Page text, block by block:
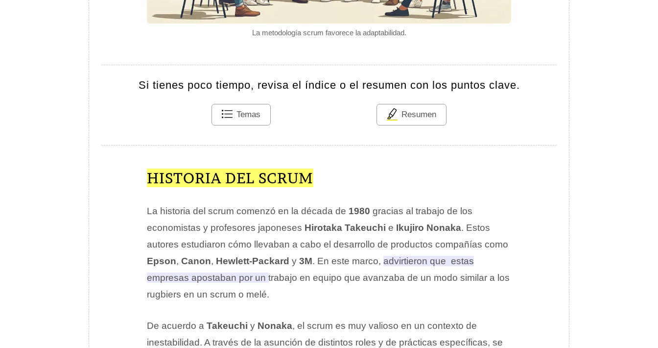
La metodología scrum favorece la adaptabilidad.
Si tienes poco tiempo, revisa el índice o el resumen con los puntos clave.
Temas Resumen
HISTORIA DEL SCRUM
La historia del scrum comenzó en la década de 1980 gracias al trabajo de los
economistas y profesores japoneses Hirotaka Takeuchi e Ikujiro Nonaka. Estos
autores estudiaron cómo llevaban a cabo el desarrollo de productos compañías como
Epson, Canon, Hewlett-Packard y 3M. En este marco, advirtieron que estas
empresas apostaban por un trabajo en equipo que avanzaba de un modo similar a los
rugbiers en un scrum o melé.
De acuerdo a Takeuchi y Nonaka, el scrum es muy valioso en un contexto de
inestabilidad. A través de la asunción de distintos roles y de prácticas específicas, se